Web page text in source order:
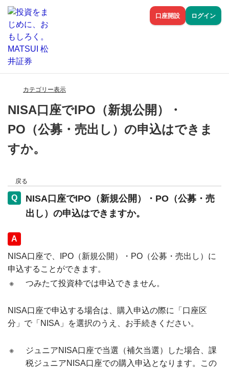
口座開設 ログイン
カテゴリー表示
NISA口座でIPO（新規公開）・
PO（公募・売出し）の申込はできま
すか。
戻る
NISA口座でIPO（新規公開）・PO（公募・売
出し）の申込はできますか。
回答
NISA口座で、IPO（新規公開）・PO（公募・売出し）に
申込することができます。
※
つみたて投資枠では申込できません。
NISA口座で申込する場合は、購入申込の際に「口座区
分」で「NISA」を選択のうえ、お手続きください。
※
ジュニアNISA口座で当選（補欠当選）した場合、課
税ジュニアNISA口座での購入申込となります。この